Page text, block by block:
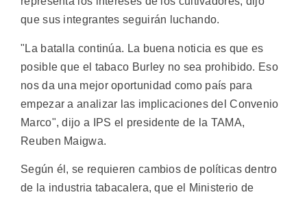
que sus integrantes seguirán luchando.
"La batalla continúa. La buena noticia es que es
posible que el tabaco Burley no sea prohibido. Eso
nos da una mejor oportunidad como país para
empezar a analizar las implicaciones del Convenio
Marco", dijo a IPS el presidente de la TAMA,
Reuben Maigwa.
Según él, se requieren cambios de políticas dentro
de la industria tabacalera, que el Ministerio de